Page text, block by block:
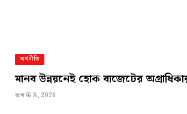
অর্থনীতি
মানব উন্নয়নেই হোক বাজেটের
আগস্ট 8, 2026